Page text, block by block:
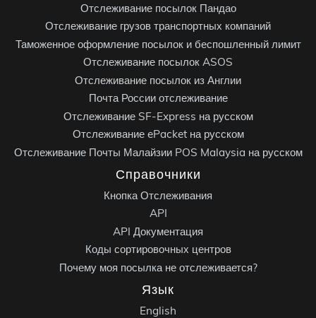
Отслеживание посылок Пандао
Отслеживание грузов транспортных компаний
Таможенное оформление посылок и беспошленный лимит
Отслеживание посылок ASOS
Отслеживание посылок из Англии
Почта России отслеживание
Отслеживание SF-Express на русском
Отслеживание ePacket на русском
Отслеживание Почты Малайзии POS Malaysia на русском
Справочники
Кнопка Отслеживания
API
API Документация
Коды сортировочных центров
Почему моя посылка не отслеживается?
Язык
English